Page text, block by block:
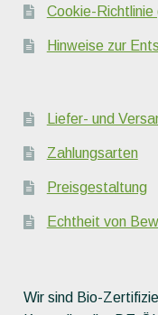
Cookie-Richtlinie
Hinweise zur
Liefer- und
Zahlungsarten
Preisgestaltung
Echtheit von
Wir sind Bio-